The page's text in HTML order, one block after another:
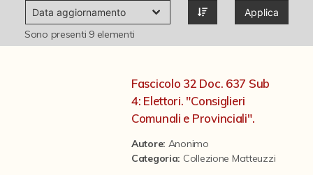
Pubblicazioni
Il progetto Digital Humanities
Applica
Sono presenti 9elementi
Fascicolo 32 Doc. 637 Sub
4: Elettori. "Consiglieri
Comunali e Provinciali".
Autore: Anonimo
Categoria: Collezione Matteuzzi